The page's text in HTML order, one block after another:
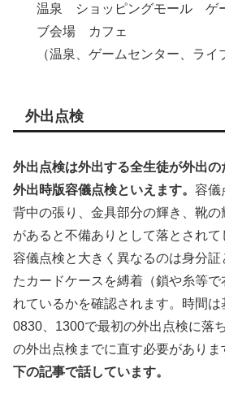
温泉 ショッピングモール ゲ
ブ会場 カフェ
（温泉、ゲームセンター、ライ
外出点検
外出点検は外出する全生徒が外出の
外出時版容儀点検といえます。 容儀
背中の張り、金具部分の輝き、靴
があると不備ありとして落とされ
容儀点検と大きく異なるのは身分
たカードケースを縛着（鎖や糸等で
れているかを確認されます。時間は
0830、1300で最初の外出点検に落
の外出点検までに直す必要がありま
下の記事で話しています。